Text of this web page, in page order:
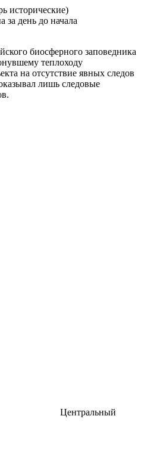
исторические)
за день до начала
биосферного заповедника
теплоходу
на отсутствие явных следов
лишь следовые
Центральный